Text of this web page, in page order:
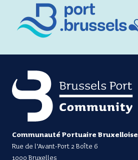
Communauté Portuaire Bruxelloise
Rue de l’Avant-Port 2 Boîte 6
1000 Bruxelles